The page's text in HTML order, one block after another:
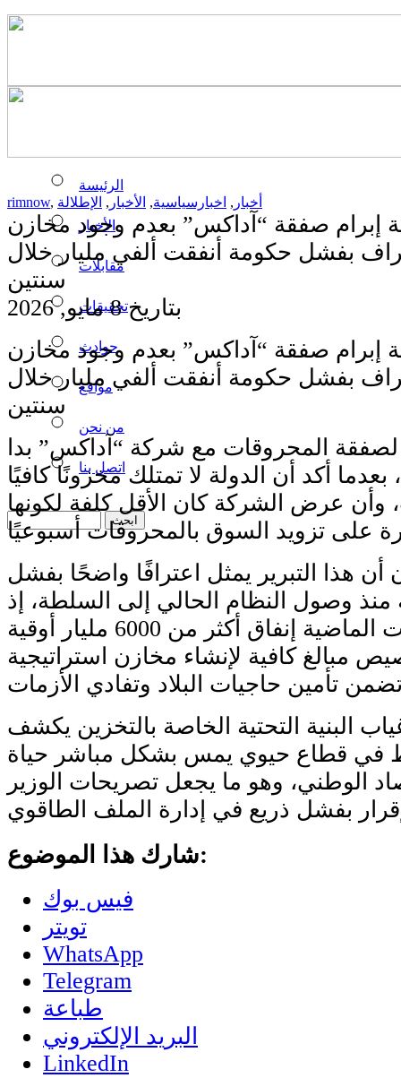
الرئيسة
الأخبار
مقابلات
تحقيقات
حوادث
مواقع
من نحن
اتصل بنا
rimnow, أخبار , اخبارسياسية, الأخبار , الإطلالة
إبرام صفقة “آداكس” بعدم وجود مخازن
بفشل حكومة أنفقت ألفي مليار خلال
سنتين
بتاريخ 8 مايو, 2026
إبرام صفقة “آداكس” بعدم وجود مخازن
بفشل حكومة أنفقت ألفي مليار خلال
سنتين
لصفقة المحروقات مع شركة “آداكس” بدا
بعدما أكد أن الدولة لا تمتلك مخزونًا كافيًا
وأن عرض الشركة كان الأقل كلفة لكونها
أن هذا التبرير يمثل اعترافًا واضحًا بفشل
منذ وصول النظام الحالي إلى السلطة، إذ
تم خلال السنوات الماضية إنفاق أكثر من 6000 مليار أوقية
مبالغ كافية لإنشاء مخازن استراتيجية
البنية التحتية الخاصة بالتخزين يكشف
في قطاع حيوي يمس بشكل مباشر حياة
الوطني، وهو ما يجعل تصريحات الوزير
شارك هذا الموضوع:
فيس بوك
تويتر
WhatsApp
Telegram
طباعة
البريد الإلكتروني
LinkedIn